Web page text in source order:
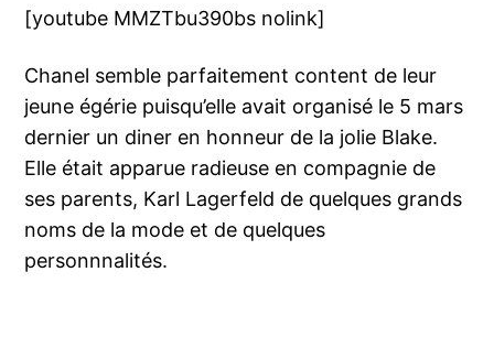
[youtube MMZTbu390bs nolink]
Chanel semble parfaitement content de leur
jeune égérie puisqu’elle avait organisé le 5 mars
dernier un diner en honneur de la jolie Blake.
Elle était apparue radieuse en compagnie de
ses parents, Karl Lagerfeld de quelques grands
noms de la mode et de quelques
personnnalités.